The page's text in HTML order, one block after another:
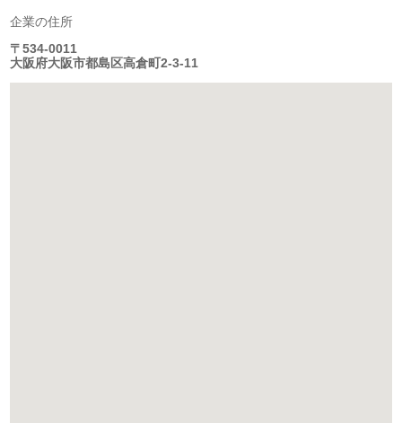
企業の住所
〒534-0011
大阪府大阪市都島区高倉町2-3-11